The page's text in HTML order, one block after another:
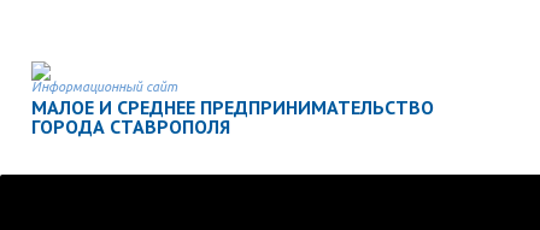
Информационный сайт
МАЛОЕ И СРЕДНЕЕ ПРЕДПРИНИМАТЕЛЬСТВО
ГОРОДА СТАВРОПОЛЯ